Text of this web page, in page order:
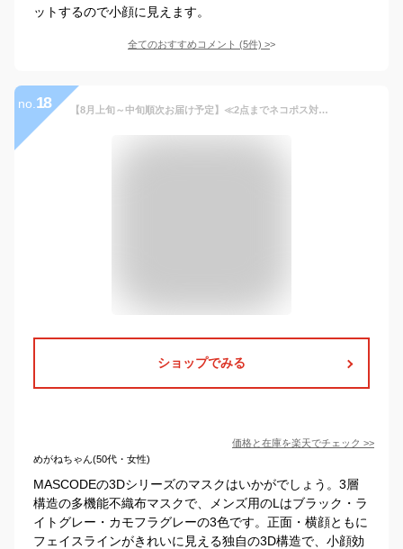
ットするので小顔に見えます。
全てのおすすめコメント (5件) >
no. 18 【8月上旬～中旬順次お届け予定】≪2点までネコポス対応≫ 立体マスク 不織布マスク おしゃれマスク 大人用マスク 黒マスク 3層構造 ウイルス対策【 マスコード / MASCODE】3Dマスク Lサイズ 1袋7枚入り
ショップでみる
価格と在庫を楽天でチェック >>
めがねちゃん(50代・女性)
MASCODEの3Dシリーズのマスクはいかがでしょう。3層
構造の多機能不織布マスクで、メンズ用のLはブラック・ラ
イトグレー・カモフラグレーの3色です。正面・横顔ともに
フェイスラインがきれいに見える独自の3D構造で、小顔効